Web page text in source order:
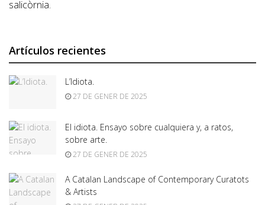
salicòrnia.
Artículos recientes
L’Idiota.
27 DE GENER DE 2025
El idiota. Ensayo sobre cualquiera y, a ratos,
sobre arte.
27 DE GENER DE 2025
A Catalan Landscape of Contemporary Curatots
& Artists